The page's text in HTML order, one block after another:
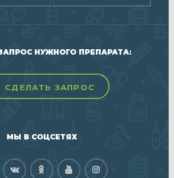
НУЖНОГО ПРЕПАРАТА:
СДЕЛАТЬ ЗАПРОС
МЫ В СОЦСЕТЯХ